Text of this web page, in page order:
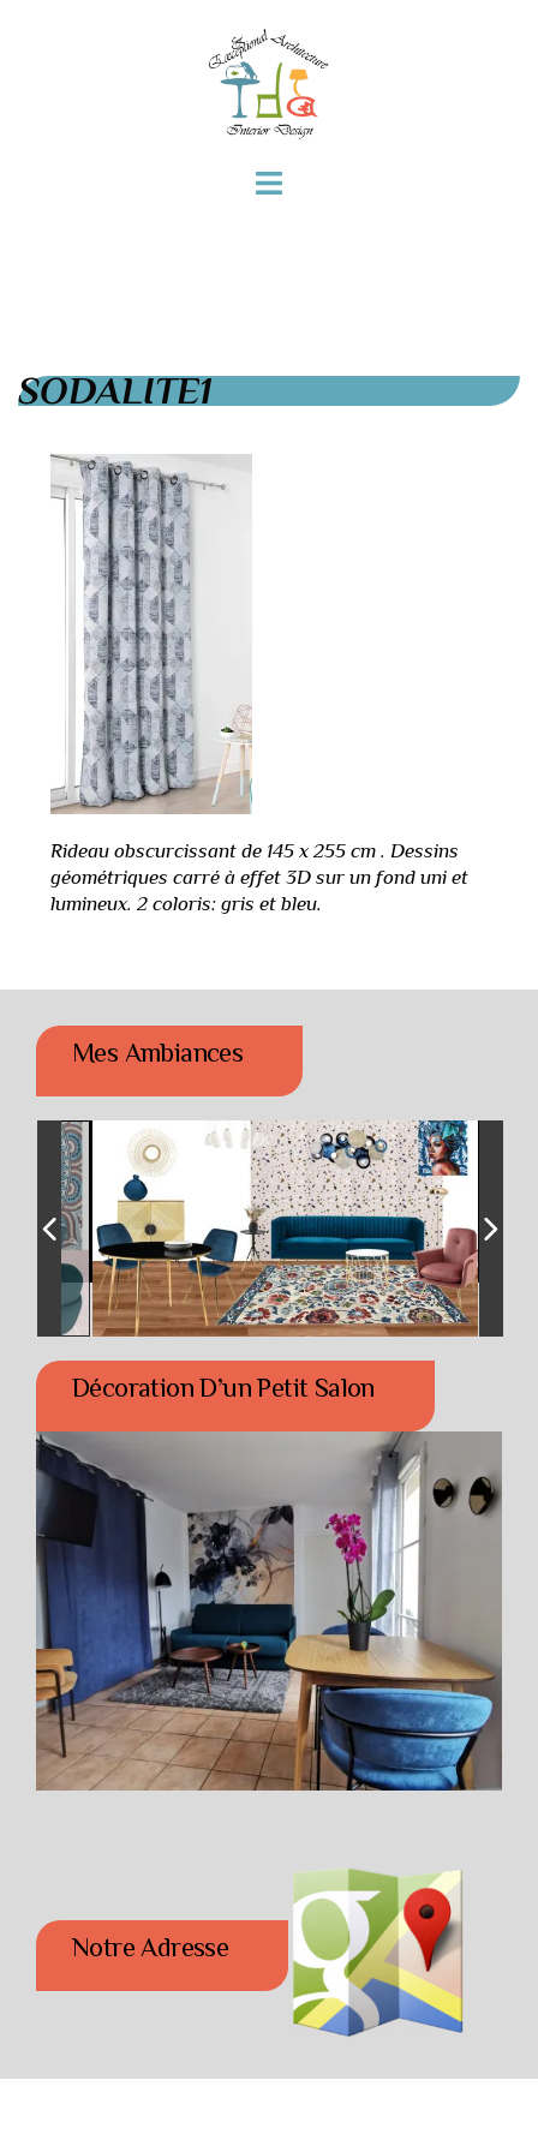
SODALITE1
Rideau obscurcissant de 145 x 255 cm . Dessins
géométriques carré à effet 3D sur un fond uni et
lumineux. 2 coloris: gris et bleu.
Mes Ambiances
Décoration D’un Petit Salon
Notre Adresse